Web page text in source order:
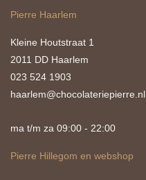
Pierre Haarlem
Kleine Houtstraat 1
2011 DD Haarlem
023 524 1903
haarlem@chocolateriepierre.nl
ma t/m za 09:00 - 22:00
Pierre Hillegom en webshop